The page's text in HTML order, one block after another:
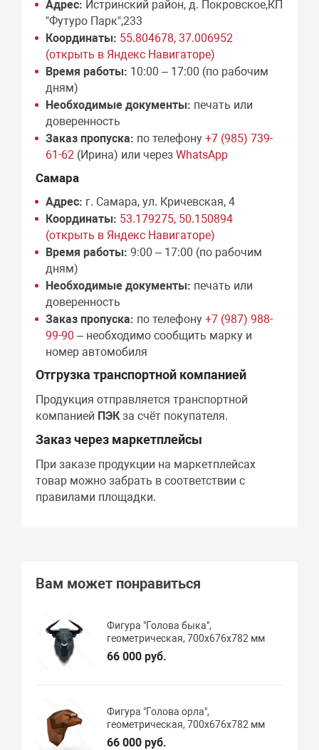
Адрес: Истринский район, д. Покровское,КП
"Футуро Парк",233
Координаты: 55.804678, 37.006952
(открыть в Яндекс Навигаторе)
Время работы: 10:00 – 17:00 (по рабочим
дням)
Необходимые документы: печать или
доверенность
Заказ пропуска: по телефону+7 (985) 739-
61-62 (Ирина) или черезWhatsApp
Самара
Адрес: г. Самара, ул. Кричевская, 4
Координаты: 53.179275, 50.150894
(открыть в Яндекс Навигаторе)
Время работы: 9:00 – 17:00 (по рабочим
дням)
Необходимые документы: печать или
доверенность
Заказ пропуска: по телефону+7 (987) 988-
99-90 – необходимо сообщить марку и
номер автомобиля
Отгрузка транспортной компанией
Продукция отправляется транспортной
компанией ПЭК за счёт покупателя.
Заказ через маркетплейсы
При заказе продукции на маркетплейсах
товар можно забрать в соответствии с
правилами площадки.
Вам может понравиться
Фигура "Голова быка",
геометрическая, 700х676х782 мм
66 000 руб.
Фигура "Голова орла",
геометрическая, 700х676х782 мм
66 000 руб.